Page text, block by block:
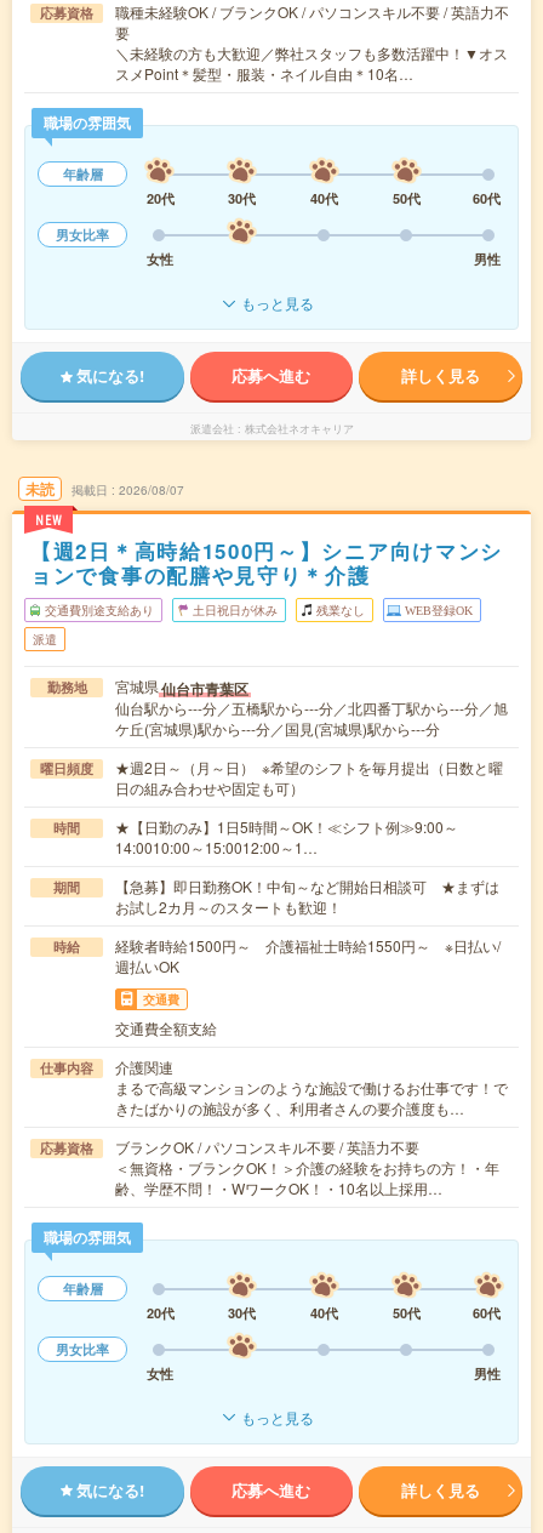
応募資格
職種未経験OK / ブランクOK / パソコンスキル不要 / 英語力不
要
＼未経験の方も大歓迎／弊社スタッフも多数活躍中！▼オス
スメPoint＊髪型・服装・ネイル自由＊10名…
職場の雰囲気
年齢層
20代
30代 40代 50代
60代
男女比率
女性
男性
もっと見る
気になる! 応募へ進む 詳しく見る
派遣会社 株式会社ネオキャリア
未読
NEW
掲載日 2026/08/07
【週2日＊高時給1500円～】シニア向けマンシ
ョンで食事の配膳や見守り＊介護
交通費別途支給あり 土日祝日が休み 残業なし WEB登録OK
派遣
勤務地 宮城県仙台市青葉区
仙台駅から---分／五橋駅から---分／北四番丁駅から---分／旭
ケ丘(宮城県)駅から---分／国見(宮城県)駅から---分
曜日頻度
★週2日～（月～日） ※希望のシフトを毎月提出（日数と曜
日の組み合わせや固定も可）
時間
★【日勤のみ】1日5時間～OK！≪シフト例≫9:00～
14:0010:00～15:0012:00～1…
期間
【急募】即日勤務OK！中旬～など開始日相談可 ★まずは
お試し2カ月～のスタートも歓迎！
時給
経験者時給1500円～ 介護福祉士時給1550円～ ※日払い/
週払いOK
交通費
交通費全額支給
仕事内容
介護関連
まるで高級マンションのような施設で働けるお仕事です！で
きたばかりの施設が多く、利用者さんの要介護度も…
応募資格
ブランクOK / パソコンスキル不要 / 英語力不要
＜無資格・ブランクOK！＞介護の経験をお持ちの方！・年
齢、学歴不問！・WワークOK！・10名以上採用…
職場の雰囲気
年齢層
20代
30代 40代 50代
60代
男女比率
女性
男性
もっと見る
気になる! 応募へ進む 詳しく見る